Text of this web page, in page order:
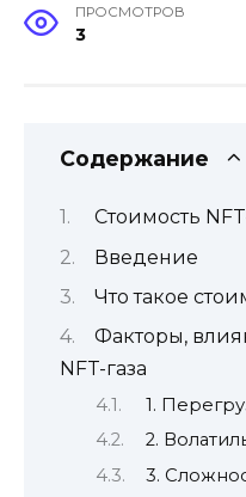
ПРОСМОТРОВ
3
Содержание
Стоимость
Введение
Что такое
Факторы,
NFT-газа
1.
2.
3.